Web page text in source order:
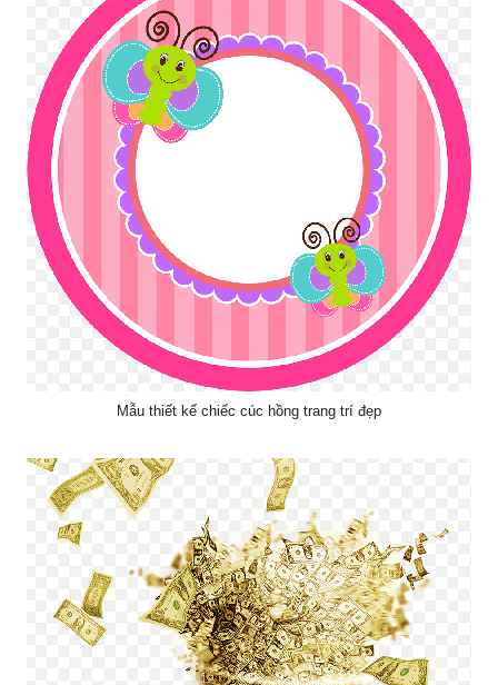
Mẫu thiết kế chiếc cúc hồng trang trí đẹp